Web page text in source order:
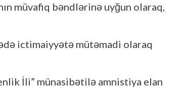
müvafiq bəndlərinə uyğun olaraq,
ictimaiyyətə mütəmadi olaraq
İli” münasibətilə amnistiya elan